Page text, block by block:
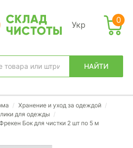
Укр
НАЙТИ
вход
0
/ Хранение и уход за одеждой /
для одежды /
Бок для чистки 2 шт по 5 м